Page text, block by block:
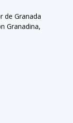
de Granada
Granadina,